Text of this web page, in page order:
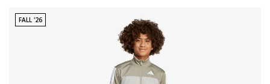
FALL '26